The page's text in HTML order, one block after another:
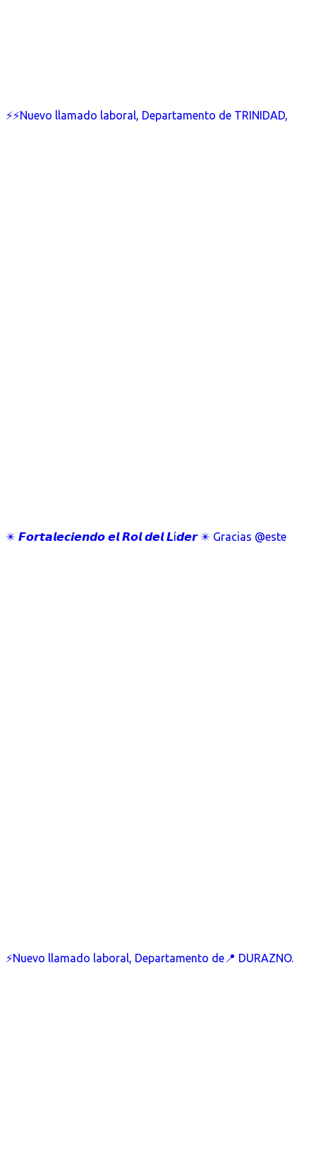
⚡⚡Nuevo llamado laboral, Departamento de TRINIDAD,
✴️ 𝙁𝙤𝙧𝙩𝙖𝙡𝙚𝙘𝙞𝙚𝙣𝙙𝙤 𝙚𝙡 𝙍𝙤𝙡 𝙙𝙚𝙡 𝙇í𝙙𝙚𝙧 ✴️ Gracias @este
⚡Nuevo llamado laboral, Departamento de📍 DURAZNO.